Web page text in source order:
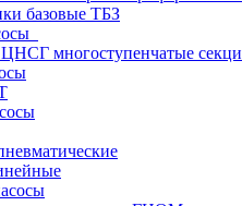
базовые ТБЗ
многоступенчатые